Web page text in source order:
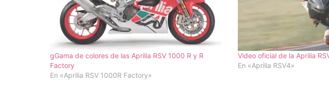
gGama de colores de las Aprilia RSV 1000 R y R
Factory
En «Aprilia RSV 1000R Factory»
Video oficial de la Aprilia
En «Aprilia RSV4»